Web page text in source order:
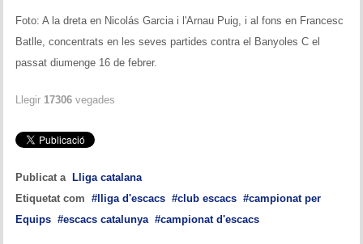
Foto: A la dreta en Nicolás Garcia i l'Arnau Puig, i al fons en Francesc
Batlle, concentrats en les seves partides contra el Banyoles C el
passat diumenge 16 de febrer.
Llegir 17306 vegades
Publicat a Lliga catalana
Etiquetat com
lliga d'escacs club escacs
campionat per
Equips
escacs catalunya campionat d'escacs